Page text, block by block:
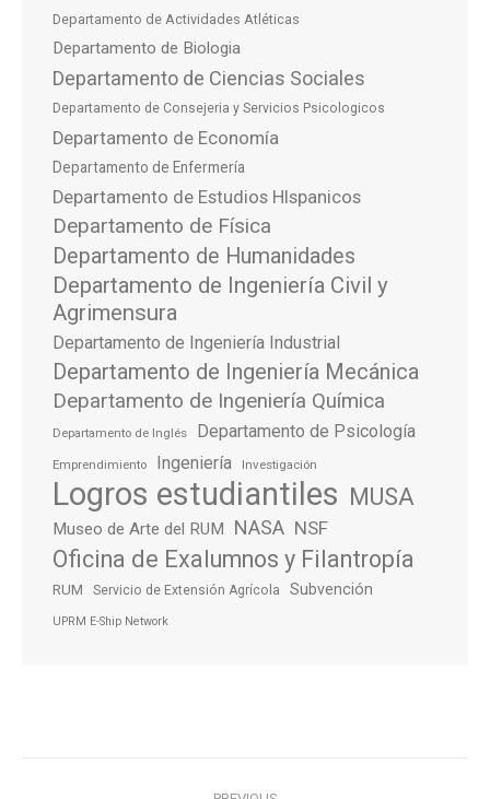
Departamento de Actividades Atléticas
Departamento de Biologia
Departamento de Ciencias Sociales
Departamento de Consejeria y Servicios Psicologicos
Departamento de Economía
Departamento de Enfermería
Departamento de Estudios HIspanicos
Departamento de Física
Departamento de Humanidades
Departamento de Ingeniería Civil y
Agrimensura
Departamento de Ingeniería Industrial
Departamento de Ingeniería Mecánica
Departamento de Ingeniería Química
Departamento de Inglés Departamento de Psicología
Emprendimiento Ingeniería Investigación
Logros estudiantiles MUSA
Museo de Arte del RUM NASA NSF
Oficina de Exalumnos y Filantropía
RUM Servicio de Extensión Agrícola Subvención
UPRM E-Ship Network